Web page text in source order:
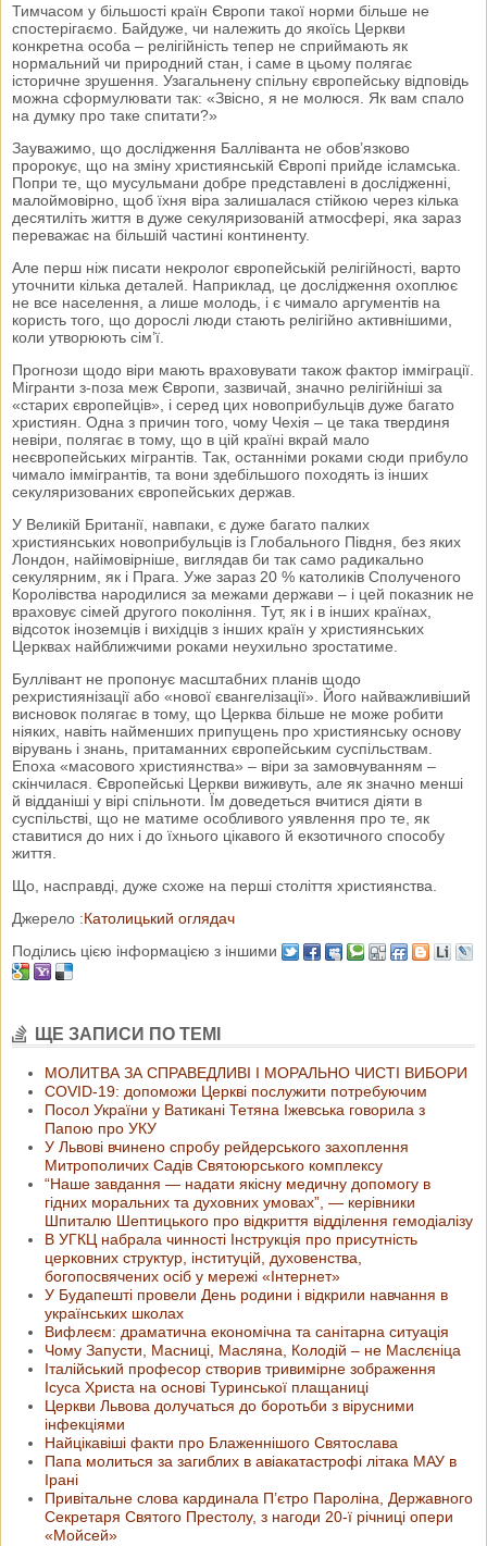
Тимчасом у більшості країн Європи такої норми більше не
спостерігаємо. Байдуже, чи належить до якоїсь Церкви
конкретна особа – релігійність тепер не сприймають як
нормальний чи природний стан, і саме в цьому полягає
історичне зрушення. Узагальнену спільну європейську відповідь
можна сформулювати так: «Звісно, я не молюся. Як вам спало
на думку про таке спитати?»
Зауважимо, що дослідження Балліванта не обов’язково
пророкує, що на зміну християнській Європі прийде ісламська.
Попри те, що мусульмани добре представлені в дослідженні,
малоймовірно, щоб їхня віра залишалася стійкою через кілька
десятиліть життя в дуже секуляризованій атмосфері, яка зараз
переважає на більшій частині континенту.
Але перш ніж писати некролог європейській релігійності, варто
уточнити кілька деталей. Наприклад, це дослідження охоплює
не все населення, а лише молодь, і є чимало аргументів на
користь того, що дорослі люди стають релігійно активнішими,
коли утворюють сім’ї.
Прогнози щодо віри мають враховувати також фактор імміграції.
Мігранти з-поза меж Європи, зазвичай, значно релігійніші за
«старих європейців», і серед цих новоприбульців дуже багато
християн. Одна з причин того, чому Чехія – це така твердиня
невіри, полягає в тому, що в цій країні вкрай мало
неєвропейських мігрантів. Так, останніми роками сюди прибуло
чимало іммігрантів, та вони здебільшого походять із інших
секуляризованих європейських держав.
У Великій Британії, навпаки, є дуже багато палких
християнських новоприбульців із Глобального Півдня, без яких
Лондон, найімовірніше, виглядав би так само радикально
секулярним, як і Прага. Уже зараз 20 % католиків Сполученого
Королівства народилися за межами держави – і цей показник не
враховує сімей другого покоління. Тут, як і в інших країнах,
відсоток іноземців і вихідців з інших країн у християнських
Церквах найближчими роками неухильно зростатиме.
Буллівант не пропонує масштабних планів щодо
рехристиянізації або «нової євангелізації». Його найважливіший
висновок полягає в тому, що Церква більше не може робити
ніяких, навіть найменших припущень про християнську основу
вірувань і знань, притаманних європейським суспільствам.
Епоха «масового християнства» – віри за замовчуванням –
скінчилася. Європейські Церкви виживуть, але як значно менші
й відданіші у вірі спільноти. Їм доведеться вчитися діяти в
суспільстві, що не матиме особливого уявлення про те, як
ставитися до них і до їхнього цікавого й екзотичного способу
життя.
Що, насправді, дуже схоже на перші століття християнства.
Джерело :Католицький оглядач
Поділись цією інформацією з іншими
ЩЕ ЗАПИСИ ПО ТЕМІ
МОЛИТВА ЗА СПРАВЕДЛИВІ І МОРАЛЬНО ЧИСТІ ВИБОРИ
COVID-19: допоможи Церкві послужити потребуючим
Посол України у Ватикані Тетяна Іжевська говорила з
Папою про УКУ
У Львові вчинено спробу рейдерського захоплення
Митрополичих Садів Святоюрського комплексу
“Наше завдання — надати якісну медичну допомогу в
гідних моральних та духовних умовах”, — керівники
Шпиталю Шептицького про відкриття відділення гемодіалізу
В УГКЦ набрала чинності Інструкція про присутність
церковних структур, інституцій, духовенства,
богопосвячених осіб у мережі «Інтернет»
У Будапешті провели День родини і відкрили навчання в
українських школах
Вифлеєм: драматична економічна та санітарна ситуація
Чому Запусти, Масниці, Масляна, Колодій – не Маслєніца
Італійський професор створив тривимірне зображення
Ісуса Христа на основі Туринської плащаниці
Церкви Львова долучаться до боротьби з вірусними
інфекціями
Найцікавіші факти про Блаженнішого Святослава
Папа молиться за загиблих в авіакатастрофі літака МАУ в
Ірані
Привітальне слова кардинала П’єтро Пароліна, Державного
Секретаря Святого Престолу, з нагоди 20-ї річниці опери
«Мойсей»